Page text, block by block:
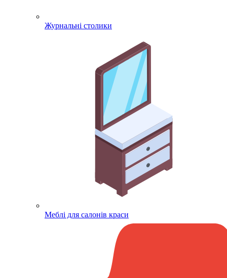
Журнальні столики
Меблі для салонів краси